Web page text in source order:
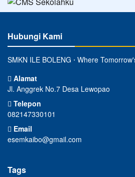
Hubungi Kami
SMKN ILE BOLENG ⋅ Where
Alamat
Jl. Anggrek No.7 Desa Lewopao
Telepon
082147330101
Email
esemkaibo@gmail.com
Tags